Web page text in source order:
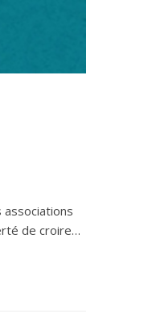
associations
de croire…